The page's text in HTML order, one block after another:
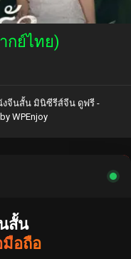
กย์ไทย)
งจีนสั้น มินิซีรีส์จีน ดูฟรี -
WPEnjoy
สั้น
อถือ